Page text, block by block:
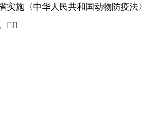
施〈中华人民共和国动物防疫法〉
